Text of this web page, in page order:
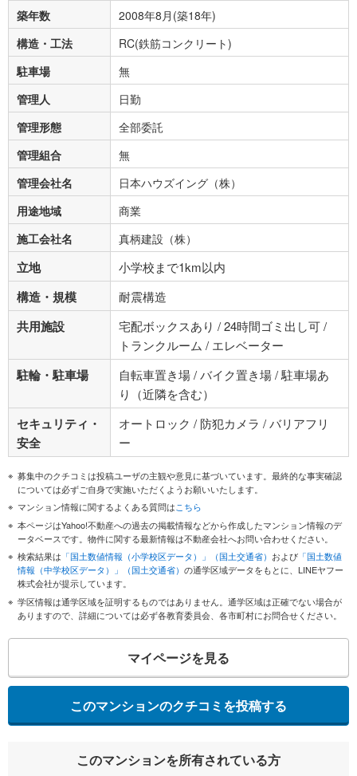
築年数
2008年8月(築18年)
構造・工法
RC(鉄筋コンクリート)
駐車場
無
管理人
日勤
管理形態
全部委託
管理組合
無
管理会社名
日本ハウズイング（株）
用途地域
商業
施工会社名
真柄建設（株）
立地 小学校まで1km以内
構造・規模 耐震構造
共用施設
宅配ボックスあり / 24時間ゴミ出し可 /
トランクルーム / エレベーター
駐輪・駐車場
自転車置き場 / バイク置き場 / 駐車場あ
り（近隣を含む）
セキュリティ・
安全
オートロック / 防犯カメラ / バリアフリ
ー
募集中のクチコミは投稿ユーザの主観や意見に基づいています。最終的な事実確認
については必ずご自身で実施いただくようお願いいたします。
マンション情報に関するよくある質問はこちら
本ページはYahoo!不動産への過去の掲載情報などから作成したマンション情報のデ
ータベースです。物件に関する最新情報は不動産会社へお問い合わせください。
検索結果は 「国土数値情報（小学校区データ）」（国土交通省） および 「国土数値
情報（中学校区データ）」（国土交通省） の通学区域データをもとに、LINEヤフー
株式会社が提示しています。
学区情報は通学区域を証明するものではありません。通学区域は正確でない場合が
ありますので、詳細については必ず各教育委員会、各市町村にお問合せください。
マイページを見る
このマンションのクチコミを投稿する
このマンションを所有されている方